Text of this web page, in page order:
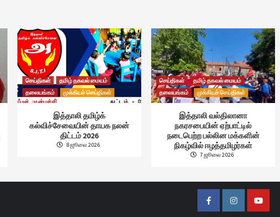
செய்திகள்
தமிழ் தகவல் மையம்
தலையங்கம்
முக்கியச் செய்திகள்
இத்தாலி தமிழ்க்
கல்விச்சேவையின் தாயக நலன்
திட்டம் 2026
8 ஜூலை 2026
செய்திகள்
தமிழ் தகவல் மையம்
தலையங்கம்
முக்கியச் செய்திகள்
இத்தாலி வல்திலானா
நகரசபையின் ஏற்பாட்டில்
நடைபெற்ற பல்லின மக்களின்
நிகழ்வில் ஈழத்தமிழர்கள்
7 ஜூலை 2026
FacebookInstagram